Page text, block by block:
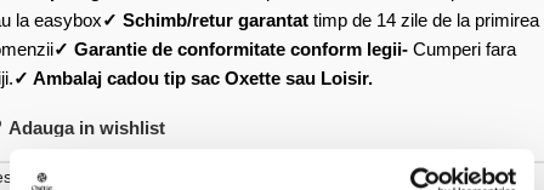
la easybox✓ Schimb/retur garantat timp de 14 zile de la primirea
✓ Garantie de conformitate conform legii- Cumperi fara
✓ Ambalaj cadou tip sac Oxette sau Loisir.
Adauga in wishlist
si detalii